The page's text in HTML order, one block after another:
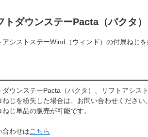
トダウンステーPacta（パクタ
アシストステーWind（ウィンド）の付属ねじ
ダウンステーPacta（パクタ）、リフトアシ
ねじを紛失した場合は、お問い合わせくださ
ねじ単品の販売が可能です。
合わせはこちら